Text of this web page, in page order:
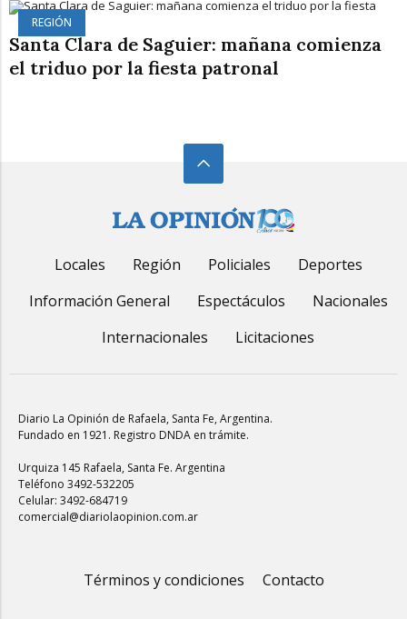
REGIÓN
Santa Clara de Saguier: mañana comienza
el triduo por la fiesta patronal
Locales Región Policiales
Deportes
Información General
Espectáculos
Nacionales
Internacionales
Licitaciones
Diario La Opinión de Rafaela, Santa Fe, Argentina.
Fundado en 1921. Registro DNDA en trámite.
Urquiza 145 Rafaela, Santa Fe. Argentina
Teléfono 3492-532205
Celular: 3492-684719
comercial@diariolaopinion.com.ar
Términos y condiciones Contacto